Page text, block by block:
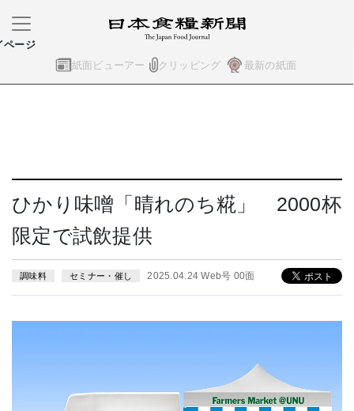
紙面ビューアー クリッピング 最新の紙面
ページ
ひかり味噌「晴れのち糀」 2000杯
限定で試飲提供
調味料 セミナー・催し 2025.04.24 Web号 00面